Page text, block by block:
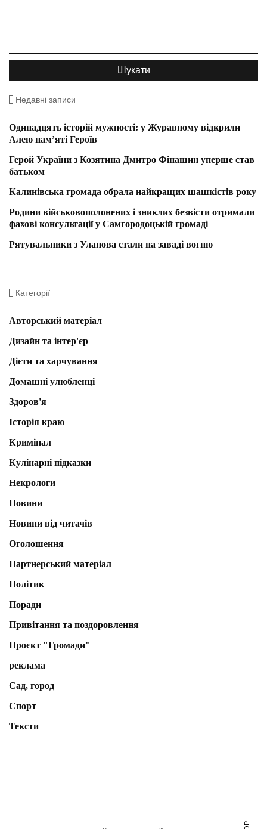
Недавні записи
Одинадцять історій мужності: у Журавному відкрили
Алею пам’яті Героїв
Герой України з Козятина Дмитро Фінашин уперше став
батьком
Калинівська громада обрала найкращих шашкістів року
Родини військовополонених і зниклих безвісти отримали
фахові консультації у Самгородоцькій громаді
Рятувальники з Уланова стали на заваді вогню
Категорії
Авторський матеріал
Дизайн та інтер'єр
Дієти та харчування
Домашні улюбленці
Здоров'я
Історія краю
Кримінал
Кулінарні підказки
Некрологи
Новини
Новини від читачів
Оголошення
Партнерський матеріал
Політик
Поради
Привітання та поздоровлення
Проєкт "Громади"
реклама
Сад, город
Спорт
Тексти